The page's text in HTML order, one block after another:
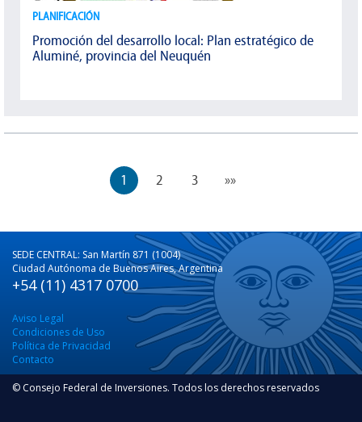
PLANIFICACIÓN
Promoción del desarrollo local: Plan estratégico de
Aluminé, provincia del Neuquén
1 2 3 »»
SEDE CENTRAL: San Martín 871 (1004)
Ciudad Autónoma de Buenos Aires, Argentina
+54 (11) 4317 0700
Aviso Legal
Condiciones de Uso
Política de Privacidad
Contacto
© Consejo Federal de Inversiones. Todos los derechos reservados